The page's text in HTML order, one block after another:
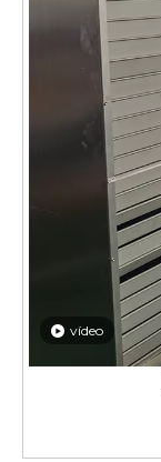
vídeo